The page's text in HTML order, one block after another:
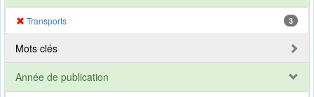
Transports 3
Mots clés
Année de publication